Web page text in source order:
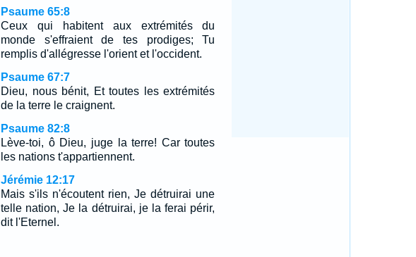
Psaume 65:8
Ceux qui habitent aux extrémités du
monde s'effraient de tes prodiges; Tu
remplis d'allégresse l'orient et l'occident.
Psaume 67:7
Dieu, nous bénit, Et toutes les extrémités
de la terre le craignent.
Psaume 82:8
Lève-toi, ô Dieu, juge la terre! Car toutes
les nations t'appartiennent.
Jérémie 12:17
Mais s'ils n'écoutent rien, Je détruirai une
telle nation, Je la détruirai, je la ferai périr,
dit l'Eternel.